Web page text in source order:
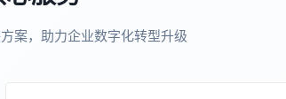
案，助力企业数字化转型升级